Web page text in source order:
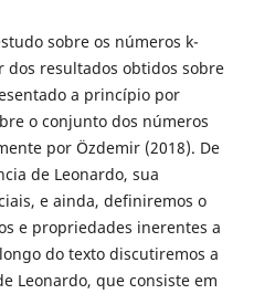
sobre os números k-
resultados obtidos sobre
a princípio por
o conjunto dos números
por Özdemir (2018). De
de Leonardo, sua
e ainda, definiremos o
e propriedades inerentes a
do texto discutiremos a
Leonardo, que consiste em